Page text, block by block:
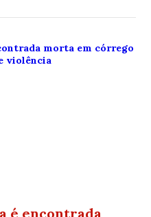
é encontrada